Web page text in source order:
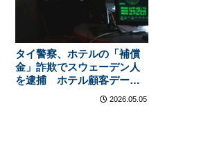
タイ警察、ホテルの「補償
金」詐欺でスウェーデン人
を逮捕 ホテル顧客データ
を不正入手し観光客をカモ
2026.05.05